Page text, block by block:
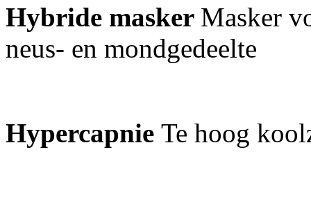
Hybride masker Masker
neus- en mondgedeelte
Hypercapnie Te hoog